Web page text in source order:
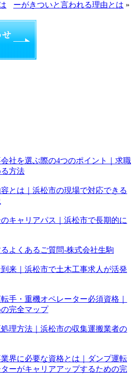
ーがきついと言われる理由とは »
社を選ぶ際の4つのポイント｜求職
方法
とは｜浜松市の現場で対応できる
キャリアパス｜浜松市で長期的に
よくあるご質問-株式会社生駒
来｜浜松市で土木工事求人が活発
手・重機オペレーター必須資格｜
完全マップ
理方法｜浜松市の収集運搬業者の
界に必要な資格とは｜ダンプ運転
ーがキャリアアップするための完